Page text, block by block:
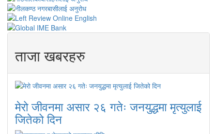
ताजा खबरहरु
मेरो जीवनमा असार २६ गतेः जनयुद्धमा मृत्युलाई
जितेको दिन